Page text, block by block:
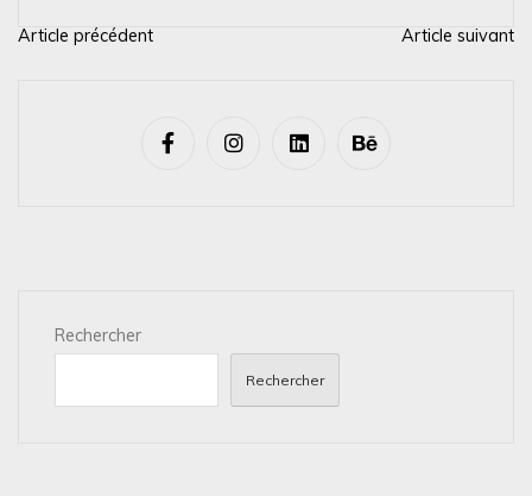
N
Article précédent Article suivant
Rechercher
Rechercher